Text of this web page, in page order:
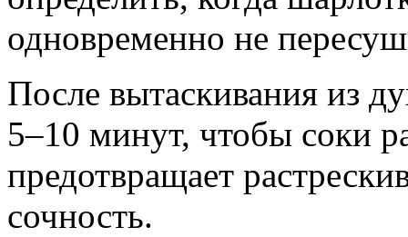
одновременно не
После вытаскивания из
5–10 минут, чтобы соки
предотвращает
сочность.